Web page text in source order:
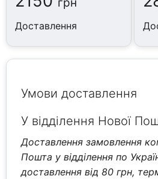
грн
Доставлення
Умови доставлення
У відділення Нової
Доставлення замовлення
Пошта у відділення по
доставлення від 80 грн,